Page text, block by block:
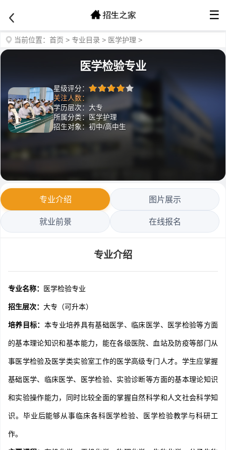
☰
当前位置： 首页 > 专业目录 > 医学护理 >
医学检验专业
星级评分：
关注人数：
学历层次：大专
所属分类：医学护理
招生对象：初中/高中生
专业介绍 图片展示
就业前景 在线报名
专业介绍
专业名称： 医学检验专业
招生层次： 大专（可升本）
培养目标： 本专业培养具有基础医学、临床医学、医学检验等方面
的基本理论知识和基本能力，能在各级医院、血站及防疫等部门从
事医学检验及医学类实验室工作的医学高级专门人才。学生应掌握
基础医学、临床医学、医学检验、实验诊断等方面的基本理论知识
和实验操作能力，同时比较全面的掌握自然科学和人文社会科学知
识。毕业后能够从事临床各科医学检验、医学检验教学与科研工
作。